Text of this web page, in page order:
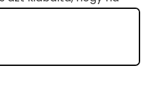
a
nem lehet
csak a